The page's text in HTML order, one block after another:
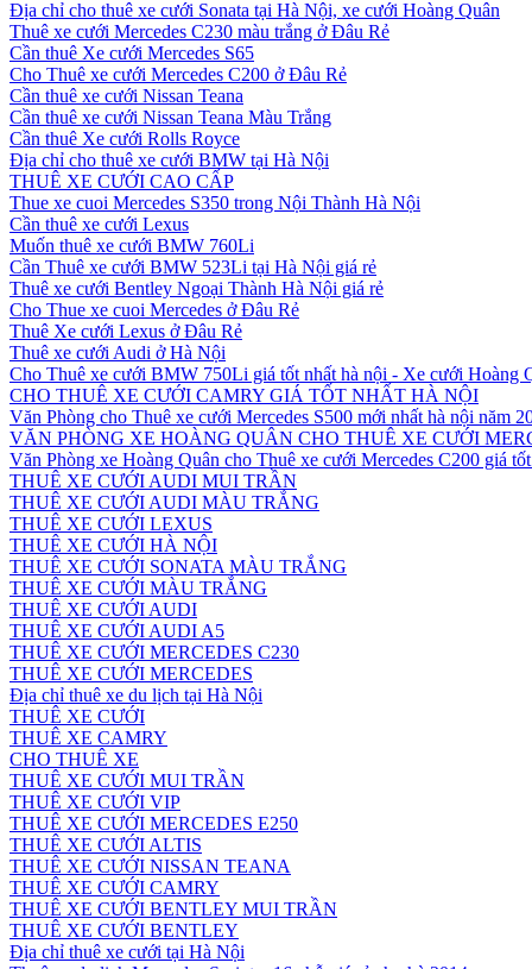
Địa chỉ cho thuê xe cưới Sonata tại Hà Nội, xe cưới Hoàng Quân
Thuê xe cưới Mercedes C230 màu trắng ở Đâu Rẻ
Cần thuê Xe cưới Mercedes S65
Cho Thuê xe cưới Mercedes C200 ở Đâu Rẻ
Cần thuê xe cưới Nissan Teana
Cần thuê xe cưới Nissan Teana Màu Trắng
Cần thuê Xe cưới Rolls Royce
Địa chỉ cho thuê xe cưới BMW tại Hà Nội
THUÊ XE CƯỚI CAO CẤP
Thue xe cuoi Mercedes S350 trong Nội Thành Hà Nội
Cần thuê xe cưới Lexus
Muốn thuê xe cưới BMW 760Li
Cần Thuê xe cưới BMW 523Li tại Hà Nội giá rẻ
Thuê xe cưới Bentley Ngoại Thành Hà Nội giá rẻ
Cho Thue xe cuoi Mercedes ở Đâu Rẻ
Thuê Xe cưới Lexus ở Đâu Rẻ
Thuê xe cưới Audi ở Hà Nội
Cho Thuê xe cưới BMW 750Li giá tốt nhất hà nội - Xe cưới Hoàng
CHO THUÊ XE CƯỚI CAMRY GIÁ TỐT NHẤT HÀ NỘI
Văn Phòng cho Thuê xe cưới Mercedes S500 mới nhất hà nội năm
VĂN PHÒNG XE HOÀNG QUÂN CHO THUÊ XE CƯỚI
Văn Phòng xe Hoàng Quân cho Thuê xe cưới Mercedes C200 giá
THUÊ XE CƯỚI AUDI MUI TRẦN
THUÊ XE CƯỚI AUDI MÀU TRẮNG
THUÊ XE CƯỚI LEXUS
THUÊ XE CƯỚI HÀ NỘI
THUÊ XE CƯỚI SONATA MÀU TRẮNG
THUÊ XE CƯỚI MÀU TRẮNG
THUÊ XE CƯỚI AUDI
THUÊ XE CƯỚI AUDI A5
THUÊ XE CƯỚI MERCEDES C230
THUÊ XE CƯỚI MERCEDES
Địa chỉ thuê xe du lịch tại Hà Nội
THUÊ XE CƯỚI
THUÊ XE CAMRY
CHO THUÊ XE
THUÊ XE CƯỚI MUI TRẦN
THUÊ XE CƯỚI VIP
THUÊ XE CƯỚI MERCEDES E250
THUÊ XE CƯỚI ALTIS
THUÊ XE CƯỚI NISSAN TEANA
THUÊ XE CƯỚI CAMRY
THUÊ XE CƯỚI BENTLEY MUI TRẦN
THUÊ XE CƯỚI BENTLEY
Địa chỉ thuê xe cưới tại Hà Nội